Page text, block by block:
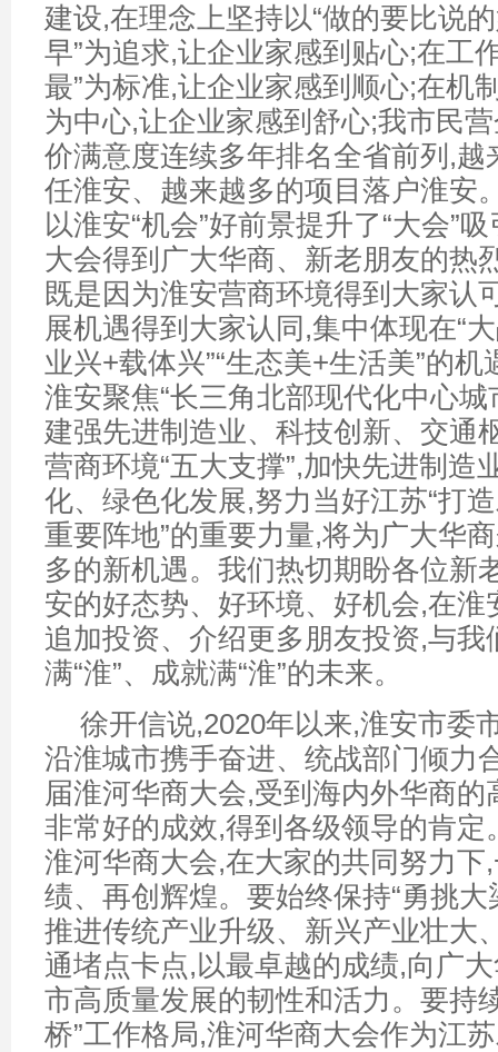
建设,在理念上坚持以“做的要比说
早”为追求,让企业家感到贴心;在工
最”为标准,让企业家感到顺心;在机
为中心,让企业家感到舒心;我市民
价满意度连续多年排名全省前列,越
任淮安、越来越多的项目落户淮安
以淮安“机会”好前景提升了“大会”
大会得到广大华商、新老朋友的热
既是因为淮安营商环境得到大家认
展机遇得到大家认同,集中体现在“
业兴+载体兴”“生态美+生活美”的
淮安聚焦“长三角北部现代化中心城
建强先进制造业、科技创新、交通
营商环境“五大支撑”,加快先进制造
化、绿色化发展,努力当好江苏“打
重要阵地”的重要力量,将为广大华
多的新机遇。我们热切期盼各位新
安的好态势、好环境、好机会,在淮
追加投资、介绍更多朋友投资,与我
满“淮”、成就满“淮”的未来。
徐开信说,2020年以来,淮安市委
沿淮城市携手奋进、统战部门倾力
届淮河华商大会,受到海内外华商的
非常好的成效,得到各级领导的肯定
淮河华商大会,在大家的共同努力下
绩、再创辉煌。要始终保持“勇挑大
推进传统产业升级、新兴产业壮大
通堵点卡点,以最卓越的成绩,向广
市高质量发展的韧性和活力。要持
桥”工作格局,淮河华商大会作为江